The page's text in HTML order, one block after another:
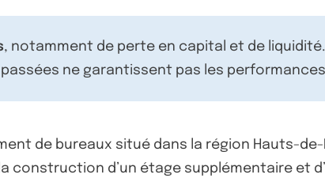
, notamment de perte en capital et de
ne garantissent pas les
de bureaux situé dans la région Hauts-de-
construction d’un étage supplémentaire et